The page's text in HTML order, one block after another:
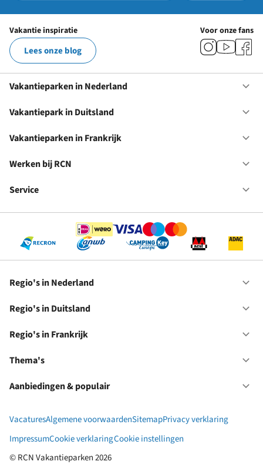
Vakantie inspiratie
Lees onze blog
Voor onze fans
Vakantieparken in Nederland
Vakantiepark in Duitsland
Vakantieparken in Frankrijk
Werken bij RCN
Service
Regio's in Nederland
Regio's in Duitsland
Regio's in Frankrijk
Thema's
Aanbiedingen & populair
© RCN Vakantieparken 2026
VacaturesAlgemene voorwaardenSitemapPrivacy verklaring
ImpressumCookie verklaringCookie instellingen